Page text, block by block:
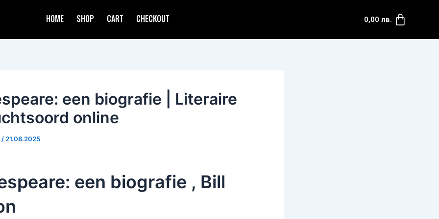
HOME SHOP CART CHECKOUT 0,00 лв.
een biografie | Literaire
online
/ 21.08.2025
een biografie , Bill